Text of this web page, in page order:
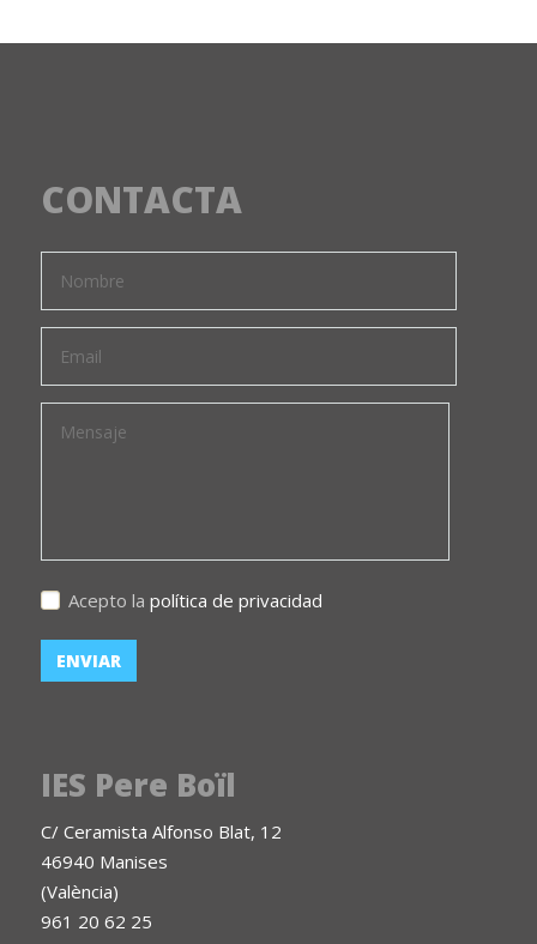
CONTACTA
Acepto la política de privacidad
IES Pere Boïl
C/ Ceramista Alfonso Blat, 12
46940 Manises
(València)
961 20 62 25